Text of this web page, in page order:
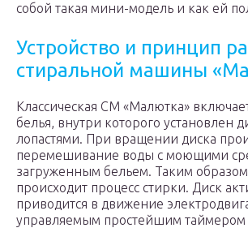
собой такая мини-модель и как ей
Устройство и принцип
стиральной машины
Классическая СМ «Малютка»
белья, внутри которого установлен
лопастями. При вращении диска
перемешивание воды с моющими
загруженным бельем. Таким
происходит процесс стирки. Диск
приводится в движение
управляемым простейшим таймером